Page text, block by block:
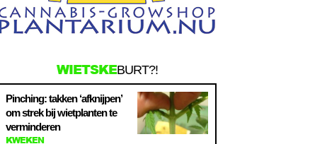
WIETSKEBURT?!
Pinching: takken ‘afknijpen’
om strek bij wietplanten te
verminderen
KWEKEN